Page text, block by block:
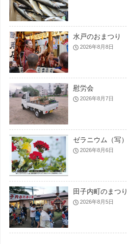
水戸のおまつり
2026年8月8日
慰労会
2026年8月7日
ゼラニウム（写）
2026年8月6日
田子内町のまつり
2026年8月5日